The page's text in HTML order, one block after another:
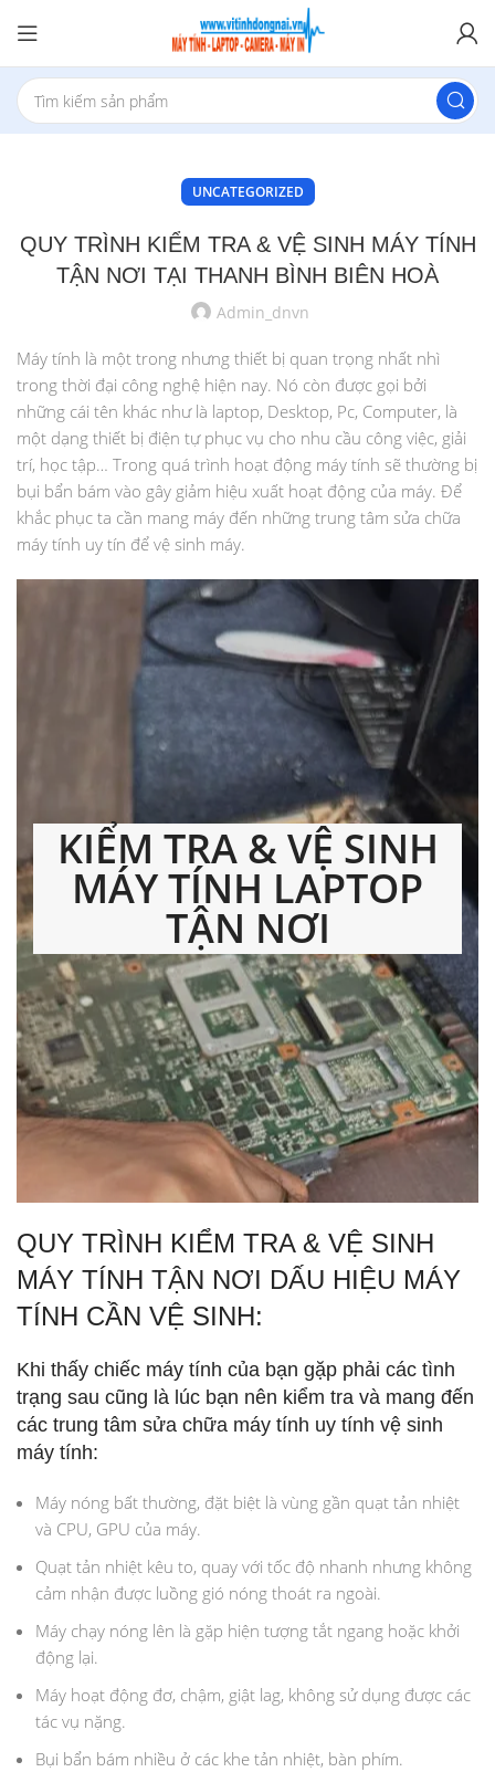
UNCATEGORIZED
QUY TRÌNH KIỂM TRA & VỆ SINH MÁY TÍNH
TẬN NƠI TẠI THANH BÌNH BIÊN HOÀ
Admin_dnvn
Máy tính là một trong nhưng thiết bị quan trọng nhất nhì
trong thời đại công nghệ hiện nay. Nó còn được gọi bởi
những cái tên khác như là laptop, Desktop, Pc, Computer, là
một dạng thiết bị điện tự phục vụ cho nhu cầu công việc, giải
trí, học tập… Trong quá trình hoạt động máy tính sẽ thường bị
bụi bẩn bám vào gây giảm hiệu xuất hoạt động của máy. Để
khắc phục ta cần mang máy đến những trung tâm sửa chữa
máy tính uy tín để vệ sinh máy.
KIỂM TRA & VỆ SINH
MÁY TÍNH LAPTOP
TẬN NƠI
QUY TRÌNH KIỂM TRA & VỆ SINH
MÁY TÍNH TẬN NƠI DẤU HIỆU MÁY
TÍNH CẦN VỆ SINH:
Khi thấy chiếc máy tính của bạn gặp phải các tình
trạng sau cũng là lúc bạn nên kiểm tra và mang đến
các trung tâm sửa chữa máy tính uy tính vệ sinh
máy tính:
Máy nóng bất thường, đặt biệt là vùng gần quạt tản nhiệt
và CPU, GPU của máy.
Quạt tản nhiệt kêu to, quay với tốc độ nhanh nhưng không
cảm nhận được luồng gió nóng thoát ra ngoài.
Máy chạy nóng lên là gặp hiện tượng tắt ngang hoặc khởi
động lại.
Máy hoạt động đơ, chậm, giật lag, không sử dụng được các
tác vụ nặng.
Bụi bẩn bám nhiều ở các khe tản nhiệt, bàn phím.